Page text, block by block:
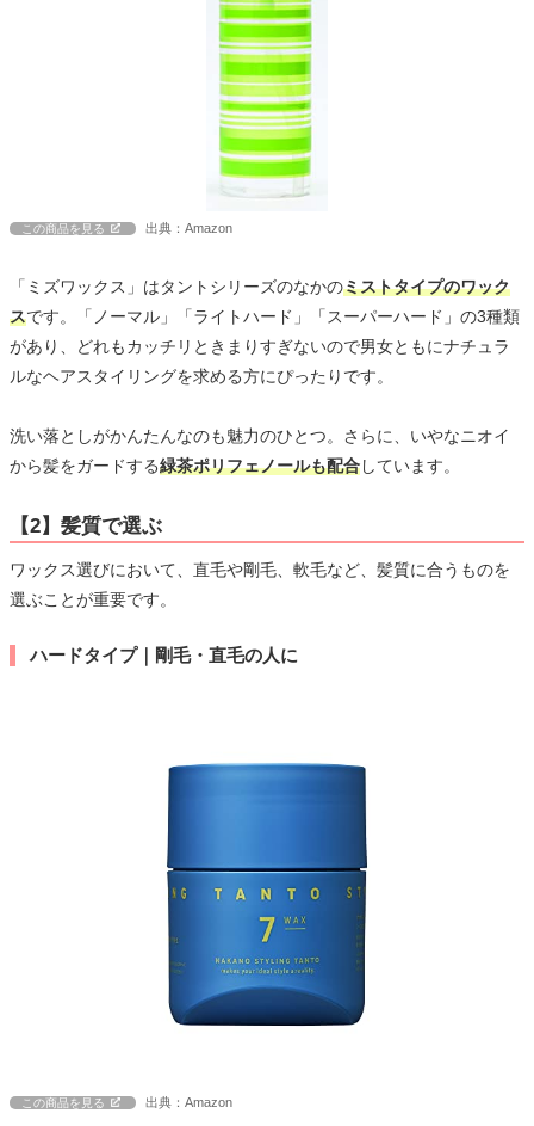
この商品を見る 出典：Amazon
「ミズワックス」はタントシリーズのなかのミストタイプのワック
スです。「ノーマル」「ライトハード」「スーパーハード」の3種類
があり、どれもカッチリときまりすぎないので男女ともにナチュラ
ルなヘアスタイリングを求める方にぴったりです。
洗い落としがかんたんなのも魅力のひとつ。さらに、いやなニオイ
から髪をガードする緑茶ポリフェノールも配合しています。
【2】髪質で選ぶ
ワックス選びにおいて、直毛や剛毛、軟毛など、髪質に合うものを
選ぶことが重要です。
ハードタイプ｜剛毛・直毛の人に
この商品を見る 出典：Amazon